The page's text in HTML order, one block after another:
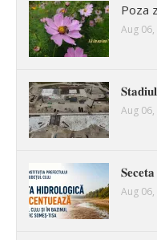
Poza
Aug
Aug
Aug